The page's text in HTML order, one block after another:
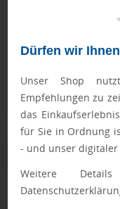
Dürfen wir
Unser Shop
Empfehlungen zu
das
für Sie in Ordnung
- und unser digitaler
Weitere
schaffen es in den
Ewa Engel,
Zusatzinformation
Artikelnummer: